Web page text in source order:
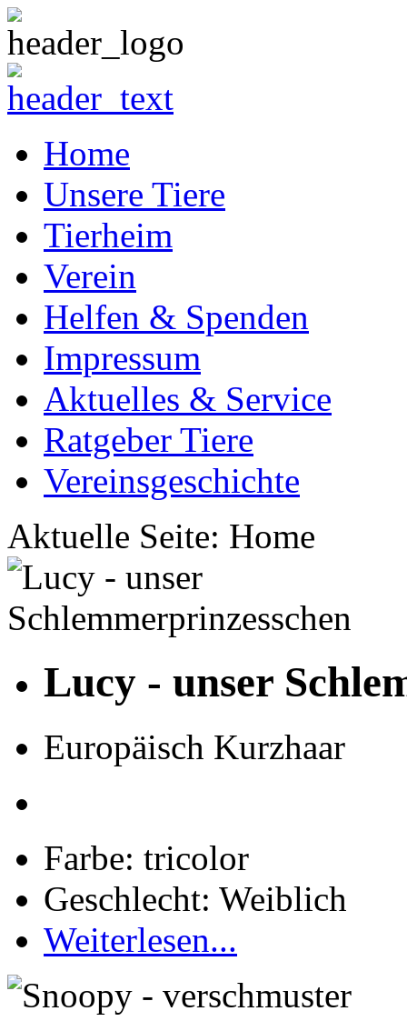
Home
Unsere Tiere
Tierheim
Verein
Helfen & Spenden
Impressum
Aktuelles & Service
Ratgeber Tiere
Vereinsgeschichte
Aktuelle Seite: Home
Lucy - unser
Europäisch Kurzhaar
Farbe: tricolor
Geschlecht: Weiblich
Weiterlesen...